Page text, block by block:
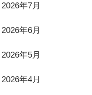
2026年7月
2026年6月
2026年5月
2026年4月